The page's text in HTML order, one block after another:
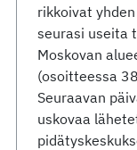
rikkoivat
seurasi useita
Moskovan
(osoitteessa
Seuraavan
uskovaa